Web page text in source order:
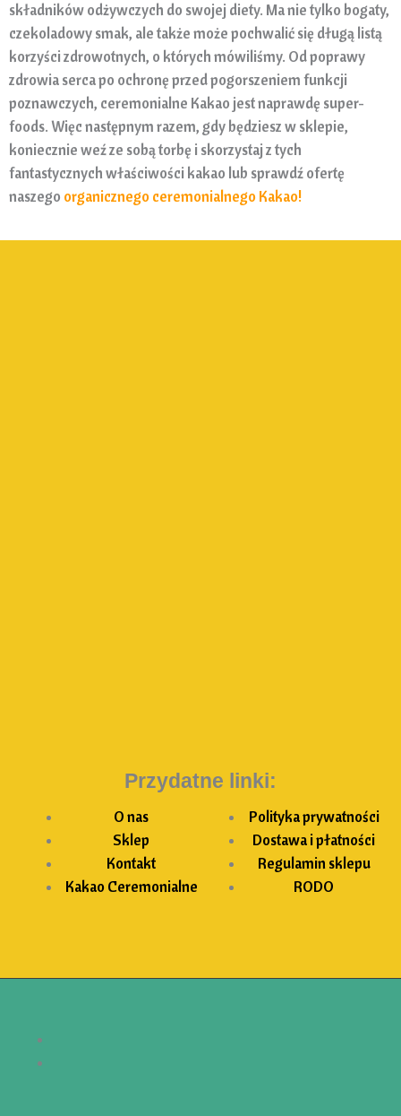
składników odżywczych do swojej diety. Ma nie tylko bogaty,
czekoladowy smak, ale także może pochwalić się długą listą
korzyści zdrowotnych, o których mówiliśmy. Od poprawy
zdrowia serca po ochronę przed pogorszeniem funkcji
poznawczych, ceremonialne Kakao jest naprawdę super-
foods. Więc następnym razem, gdy będziesz w sklepie,
koniecznie weź ze sobą torbę i skorzystaj z tych
fantastycznych właściwości kakao lub sprawdź ofertę
naszego organicznego ceremonialnego Kakao!
Przydatne linki:
O nas
Sklep
Kontakt
Kakao Ceremonialne
Polityka prywatności
Dostawa i płatności
Regulamin sklepu
RODO